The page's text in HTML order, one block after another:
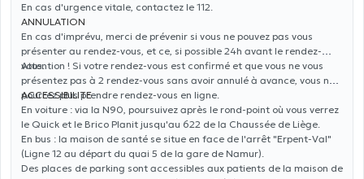
En cas d'urgence vitale, contactez le 112.
ANNULATION
En cas d'imprévu, merci de prévenir si vous ne pouvez pas vous
présenter au rendez-vous, et ce, si possible 24h avant le rendez-
vous.
Attention ! Si votre rendez-vous est confirmé et que vous ne vous
présentez pas à 2 rendez-vous sans avoir annulé à avance, vous ne
pourrez plus prendre rendez-vous en ligne.
ACCESSIBILITE
En voiture : via la N90, poursuivez après le rond-point où vous verrez
le Quick et le Brico Planit jusqu'au 622 de la Chaussée de Liège.
En bus : la maison de santé se situe en face de l'arrêt "Erpent-Val"
(Ligne 12 au départ du quai 5 de la gare de Namur).
Des places de parking sont accessibles aux patients de la maison de